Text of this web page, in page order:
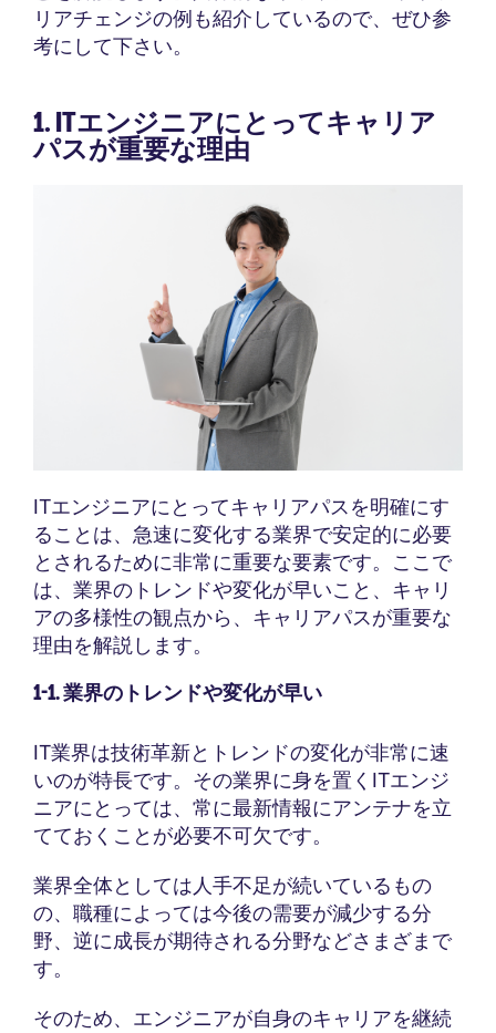
リアチェンジの例も紹介しているので、ぜひ参
考にして下さい。
1. ITエンジニアにとってキャリア
パスが重要な理由
ITエンジニアにとってキャリアパスを明確にす
ることは、急速に変化する業界で安定的に必要
とされるために非常に重要な要素です。ここで
は、業界のトレンドや変化が早いこと、キャリ
アの多様性の観点から、キャリアパスが重要な
理由を解説します。
1-1. 業界のトレンドや変化が早い
IT業界は技術革新とトレンドの変化が非常に速
いのが特長です。その業界に身を置くITエンジ
ニアにとっては、常に最新情報にアンテナを立
てておくことが必要不可欠です。
業界全体としては人手不足が続いているもの
の、職種によっては今後の需要が減少する分
野、逆に成長が期待される分野などさまざまで
す。
そのため、エンジニアが自身のキャリアを継続